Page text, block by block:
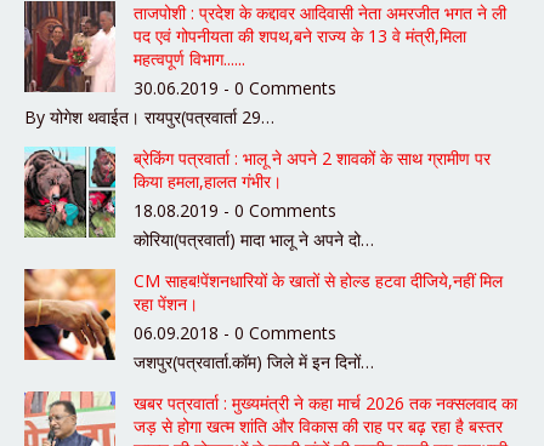
ताजपोशी : प्रदेश के कद्दावर आदिवासी नेता अमरजीत भगत ने ली
पद एवं गोपनीयता की शपथ,बने राज्य के 13 वे मंत्री,मिला
महत्वपूर्ण विभाग......
30.06.2019 - 0 Comments
By योगेश थवाईत। रायपुर(पत्रवार्ता 29…
ब्रेकिंग पत्रवार्ता : भालू ने अपने 2 शावकों के साथ ग्रामीण पर
किया हमला,हालत गंभीर।
18.08.2019 - 0 Comments
कोरिया(पत्रवार्ता) मादा भालू ने अपने दो…
CM साहब!पेंशनधारियों के खातों से होल्ड हटवा दीजिये,नहीं मिल
रहा पेंशन।
06.09.2018 - 0 Comments
जशपुर(पत्रवार्ता.कॉम) जिले में इन दिनों…
खबर पत्रवार्ता : मुख्यमंत्री ने कहा मार्च 2026 तक नक्सलवाद का
जड़ से होगा खत्म शांति और विकास की राह पर बढ़ रहा है बस्तर